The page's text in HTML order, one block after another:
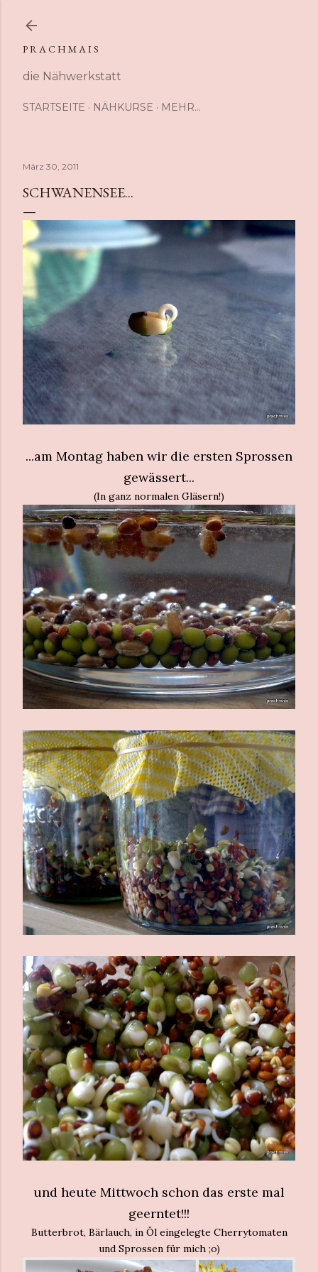
P R A C H M A I S
die Nähwerkstatt
STARTSEITE NÄHKURSE MEHR…
März 30, 2011
SCHWANENSEE...
...am Montag haben wir die ersten Sprossen
gewässert...
(In ganz normalen Gläsern!)
und heute Mittwoch schon das erste mal
geerntet!!!
Butterbrot, Bärlauch, in Öl eingelegte Cherrytomaten
und Sprossen für mich ;o)